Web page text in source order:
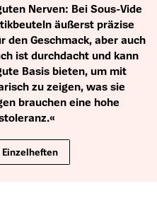
Nerven: Bei Sous-Vide
äußerst präzise
Geschmack, aber auch
ist durchdacht und kann
Basis bieten, um mit
zu zeigen, was sie
brauchen eine hohe
Einzelheften